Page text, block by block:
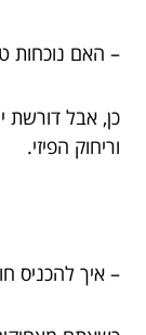
– האם נוכחות
כן, אבל דורשת
וריחוק הפיזי.
– איך להכניס